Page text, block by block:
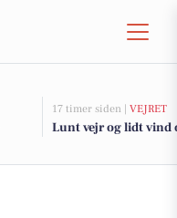
17 timer siden | VEJRET
Lunt vejr og lidt vind